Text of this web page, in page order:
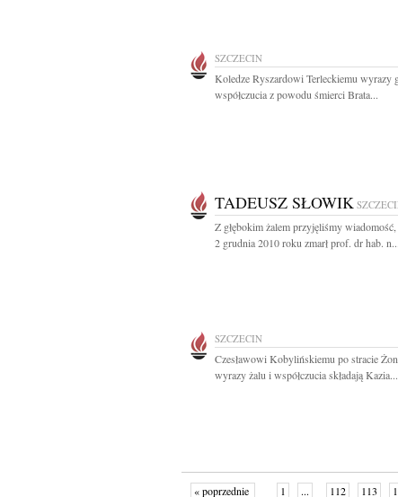
SZCZECIN
Koledze Ryszardowi Terleckiemu wyrazy
współczucia z powodu śmierci Brata...
TADEUSZ SŁOWIK
Z głębokim żalem przyjęliśmy
2 grudnia 2010 roku zmarł prof. dr hab.
SZCZECIN
Czesławowi Kobylińskiemu po stracie
wyrazy żalu i współczucia składają Kazia...
« poprzednie 1 ... 112 113